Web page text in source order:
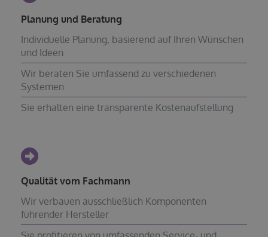
Planung und Beratung
Individuelle Planung, basierend auf Ihren Wünschen
und Ideen
Wir beraten Sie umfassend zu verschiedenen
Systemen
Sie erhalten eine transparente Kostenaufstellung
Qualität vom Fachmann
Wir verbauen ausschließlich Komponenten
führender Hersteller